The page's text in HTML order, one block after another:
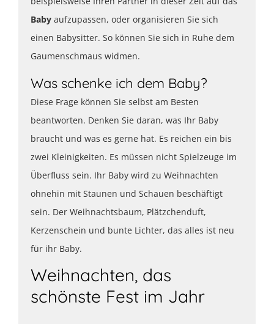
Baby aufzupassen, oder organisieren Sie sich
einen Babysitter. So können Sie sich in Ruhe dem
Gaumenschmaus widmen.
Was schenke ich dem Baby?
Diese Frage können Sie selbst am Besten
beantworten. Denken Sie daran, was Ihr Baby
braucht und was es gerne hat. Es reichen ein bis
zwei Kleinigkeiten. Es müssen nicht Spielzeuge im
Überfluss sein. Ihr Baby wird zu Weihnachten
ohnehin mit Staunen und Schauen beschäftigt
sein. Der Weihnachtsbaum, Plätzchenduft,
Kerzenschein und bunte Lichter, das alles ist neu
für ihr Baby.
Weihnachten, das
schönste Fest im Jahr